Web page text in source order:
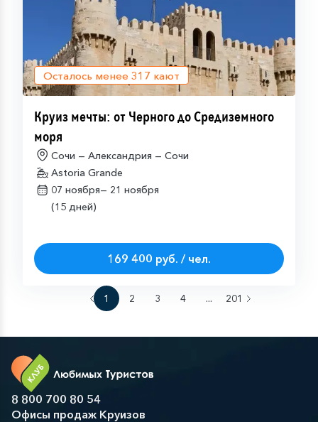
Осталось менее 317 кают
Круиз мечты: от Черного до Средиземного
моря
Сочи — Александрия — Сочи
Astoria Grande
07 ноября— 21 ноября
(15 дней)
169 400 руб. / чел.
1 2 3 4 ... 201
8 800 700 80 54
Офисы продаж Круизов